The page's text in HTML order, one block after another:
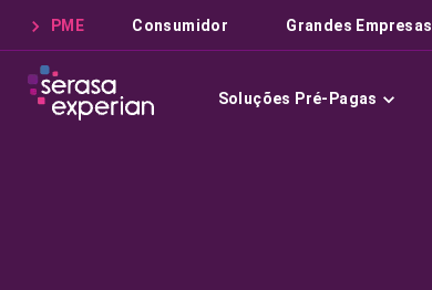
PME Consumidor Grandes Empresas
Soluções Pré-Pagas